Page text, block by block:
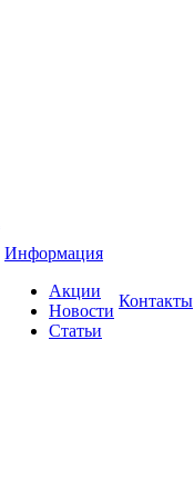
Информация
Акции
Новости
Статьи
Контакты